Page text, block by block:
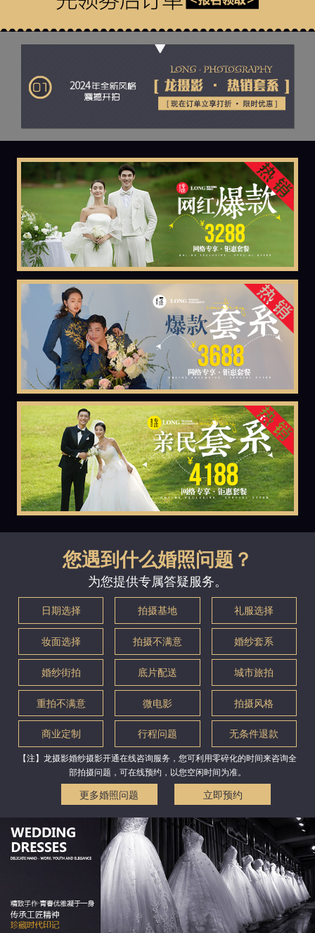
您遇到什么婚照问题？
为您提供专属答疑服务。
日期选择 拍摄基地 礼服选择
妆面选择 拍摄不满意 婚纱套系
婚纱街拍 底片配送 城市旅拍
重拍不满意 微电影 拍摄风格
商业定制 行程问题 无条件退款
【注】龙摄影婚纱摄影开通在线咨询服务，您可利用零碎化的时间来咨询全
部拍摄问题，可在线预约，以您空闲时间为准。
更多婚照问题 立即预约